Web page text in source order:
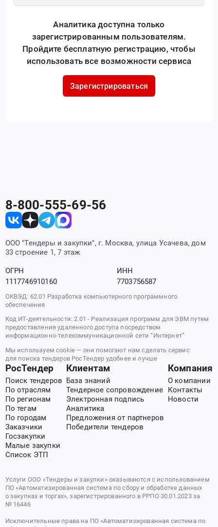
Аналитика доступна только
зарегистрированным пользователям.
Пройдите бесплатную регистрацию, чтобы
использовать все возможности сервиса
Зарегистрироваться
8-800-555-69-56
ООО "Тендеры и закупки", г. Москва, улица Усачева, дом
33 строение 1, 7 этаж
ОГРН
1117746910160
ИНН
7703756587
ОКВЭД: 62.01 Разработка компьютерного программного
обеспечения
Код ИТ-деятельности: 2.01 - Реализация программ для ЭВМ путем
предоставления удаленного доступа посредством
информационно-телекоммуникационной сети “Интернет”
Мы используем cookie — они помогают нам сделать сервис
для поиска тендеров РосТендер удобнее и лучше
РосТендер
Поиск тендеров
По отраслям
По регионам
По тегам
По городам
Заказчики
Госзакупки
Малые закупки
Список ЭТП
Клиентам
База знаний
Тендерное сопровождение
Электронная подпись
Аналитика
Предложения от партнеров
Победители тендеров
Компания
О компании
Контакты
Новости
Услуги ООО «Тендеры и закупки» оказываются с использованием
ПО «Автоматизированная система по сбору и обработке данных
о закупках и торгах», зарегистрированного в РРПО 30.01.2023 за
№ 16446
Исключительные права на ПО «Автоматизированная система по